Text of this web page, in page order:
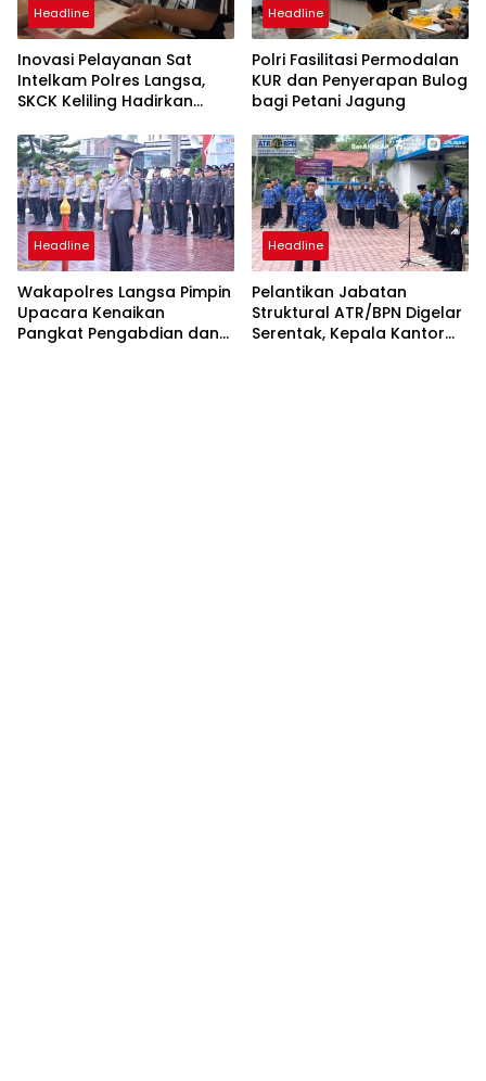
Headline
Inovasi Pelayanan Sat
Intelkam Polres Langsa,
SKCK Keliling Hadirkan
Mudah dan Humanis
Headline
Polri Fasilitasi Permodalan
KUR dan Penyerapan Bulog
bagi Petani Jagung
Headline
Wakapolres Langsa Pimpin
Upacara Kenaikan
Pangkat Pengabdian dan
Headline
Pelantikan Jabatan
Struktural ATR/BPN Digelar
Serentak, Kepala Kantor